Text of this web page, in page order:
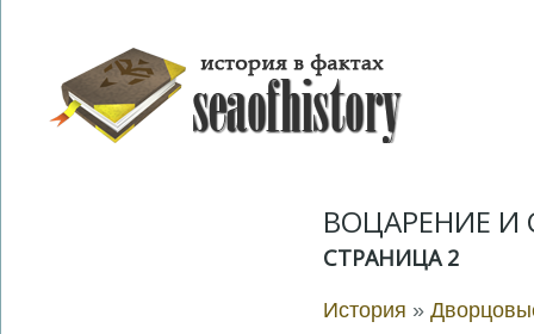
ВОЦАРЕНИЕ И
СТРАНИЦА 2
История »